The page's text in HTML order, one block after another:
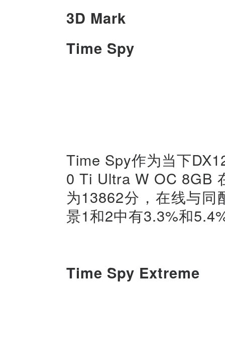
3D Mark
Time Spy
Time Spy作为当下
0 Ti Ultra W OC 8GB
为13862分，在线与
景1和2中有3.3%和
Time Spy Extreme